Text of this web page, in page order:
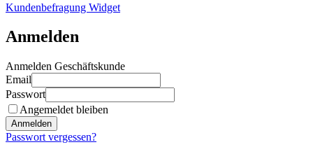
Kundenbefragung Widget
Anmelden
Anmelden Geschäftskunde
Email
Passwort
Angemeldet bleiben
Anmelden
Passwort vergessen?